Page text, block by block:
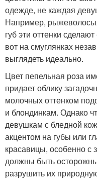
одежде, не каждая
Например,
губ эти оттенки
вот на смуглянках
выглядеть идеально.
Цвет пепельная роза
придает облику
молочных оттенком
и блондинкам. Однако
девушкам с бледной
акцентом на губы или
красавицы, особенно с
должны быть
разрушить их